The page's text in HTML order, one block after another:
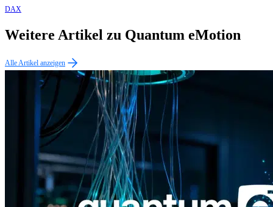
DAX
Weitere Artikel zu Quantum eMotion
Alle Artikel anzeigen